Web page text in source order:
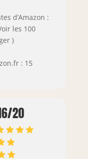
d’Amazon :
les 100
)
: 15
20